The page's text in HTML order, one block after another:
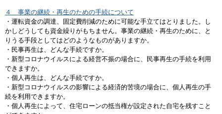
４ 事業の継続・再生のための手続について
・運転資金の調達、固定費削減のために可能な手立てはとりました。し
かしどうしても資金繰りがもちません。事業の継続・再生のために、と
りうる手段としてはどのようなものがありますか。
・民事再生は、どんな手続ですか。
・新型コロナウイルスによる経営不振の場合に、民事再生の手続を利用
できますか。
・個人再生は、どんな手続ですか。
・新型コロナウイルスの影響による経済的苦境の場合に、個人再生の手
続を利用できますか。
・個人再生によって、住宅ローンの抵当権が設定された自宅を残すこと